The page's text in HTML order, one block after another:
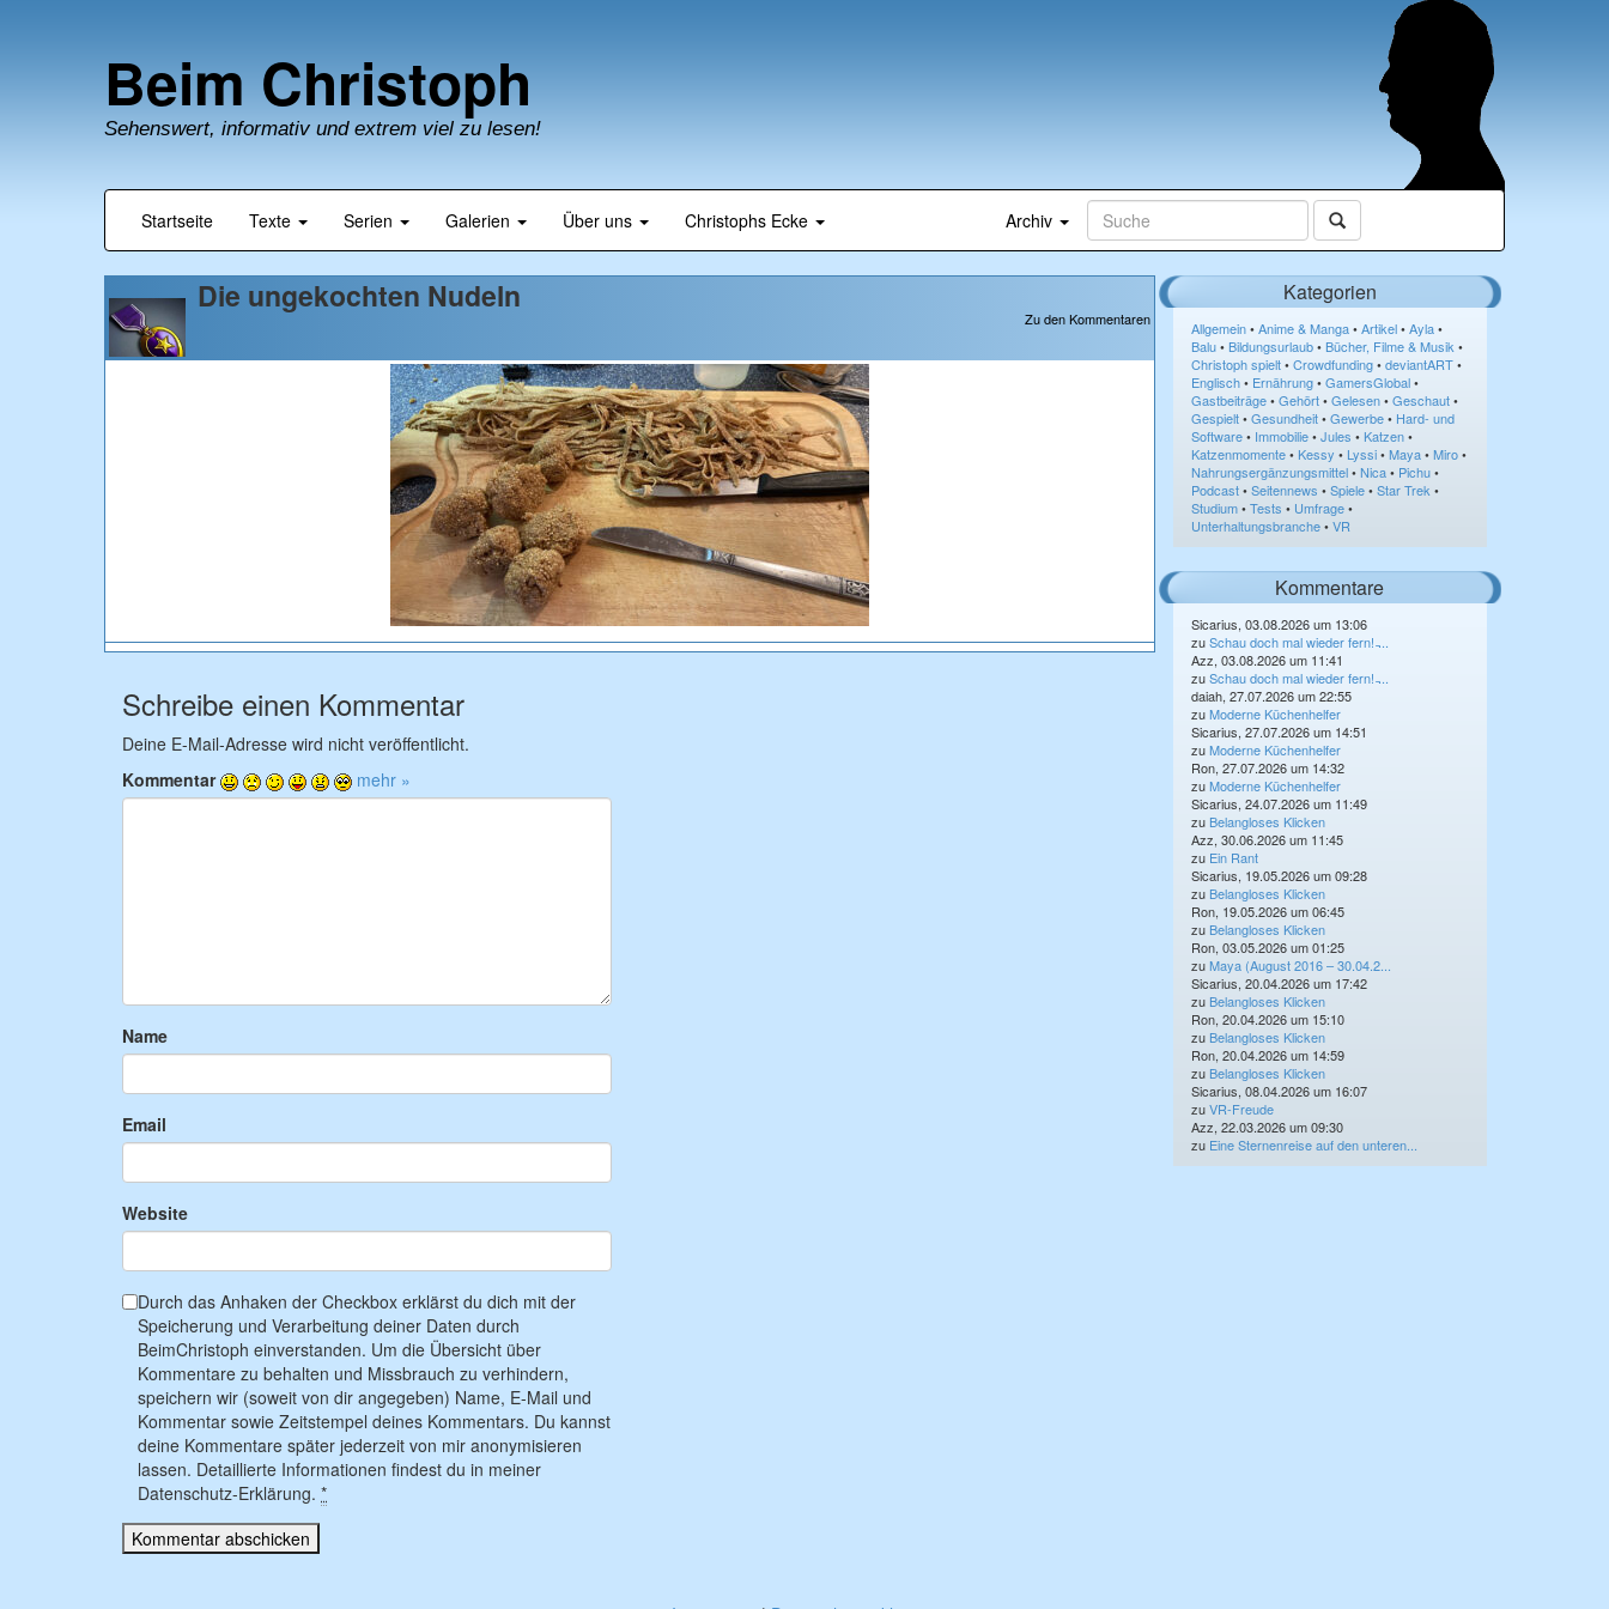
Beim Christoph
Sehenswert, informativ und extrem viel zu lesen!
Startseite Texte Serien Galerien Über uns Christophs Ecke Archiv
Die ungekochten Nudeln
Zu den Kommentaren
Schreibe einen Kommentar
Deine E-Mail-Adresse wird nicht veröffentlicht.
Kommentar
mehr »
Name
Email
Website
Durch das Anhaken der Checkbox erklärst du dich mit der
Speicherung und Verarbeitung deiner Daten durch
BeimChristoph einverstanden. Um die Übersicht über
Kommentare zu behalten und Missbrauch zu verhindern,
speichern wir (soweit von dir angegeben) Name, E-Mail und
Kommentar sowie Zeitstempel deines Kommentars. Du kannst
deine Kommentare später jederzeit von mir anonymisieren
lassen. Detaillierte Informationen findest du in meiner
Datenschutz-Erklärung. *
Kategorien
Allgemein • Anime & Manga • Artikel • Ayla •
Balu • Bildungsurlaub • Bücher, Filme & Musik •
Christoph spielt • Crowdfunding • deviantART •
Englisch • Ernährung • GamersGlobal •
Gastbeiträge • Gehört • Gelesen • Geschaut •
Gespielt • Gesundheit • Gewerbe • Hard- und
Software • Immobilie • Jules • Katzen •
Katzenmomente • Kessy • Lyssi • Maya • Miro •
Nahrungsergänzungsmittel • Nica • Pichu •
Podcast • Seitennews • Spiele • Star Trek •
Studium • Tests • Umfrage •
Unterhaltungsbranche • VR
Kommentare
Sicarius, 03.08.2026 um 13:06
zuSchau doch mal wieder fern! ̵...
Azz, 03.08.2026 um 11:41
zuSchau doch mal wieder fern! ̵...
daiah, 27.07.2026 um 22:55
zuModerne Küchenhelfer
Sicarius, 27.07.2026 um 14:51
zuModerne Küchenhelfer
Ron, 27.07.2026 um 14:32
zuModerne Küchenhelfer
Sicarius, 24.07.2026 um 11:49
zu Belangloses Klicken
Azz, 30.06.2026 um 11:45
zu Ein Rant
Sicarius, 19.05.2026 um 09:28
zu Belangloses Klicken
Ron, 19.05.2026 um 06:45
zu Belangloses Klicken
Ron, 03.05.2026 um 01:25
zuMaya (August 2016 – 30.04.2...
Sicarius, 20.04.2026 um 17:42
zu Belangloses Klicken
Ron, 20.04.2026 um 15:10
zu Belangloses Klicken
Ron, 20.04.2026 um 14:59
zu Belangloses Klicken
Sicarius, 08.04.2026 um 16:07
zuVR-Freude
Azz, 22.03.2026 um 09:30
zu Eine Sternenreise auf den unteren...